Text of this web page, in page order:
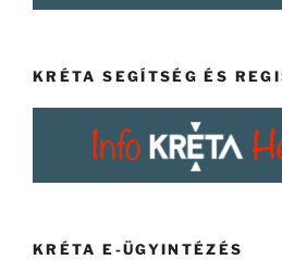
KRÉTA SEGÍTSÉG ÉS
KRÉTA E-ÜGYINTÉZÉS